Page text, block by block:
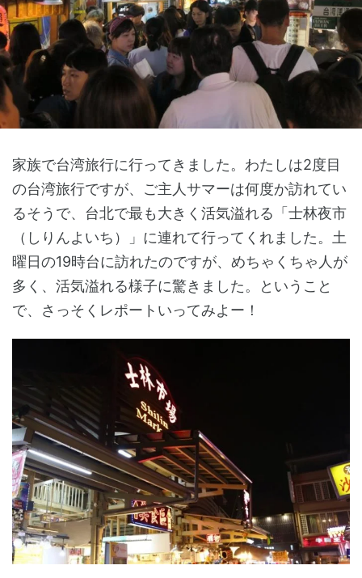
家族で台湾旅行に行ってきました。わたしは2度目
の台湾旅行ですが、ご主人サマーは何度か訪れてい
るそうで、台北で最も大きく活気溢れる「士林夜市
（しりんよいち）」に連れて行ってくれました。土
曜日の19時台に訪れたのですが、めちゃくちゃ人が
多く、活気溢れる様子に驚きました。ということ
で、さっそくレポートいってみよー！